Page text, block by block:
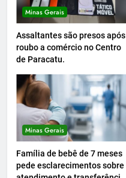
Minas Gerais
Assaltantes são presos após
roubo a comércio no Centro
de Paracatu.
Minas Gerais
Família de bebê de 7 meses
pede esclarecimentos sobre